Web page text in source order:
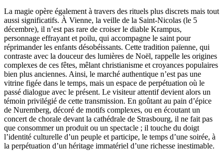
La magie opère également à travers des rituels plus discrets mais tout
aussi significatifs. À Vienne, la veille de la Saint-Nicolas (le 5
décembre), il n’est pas rare de croiser le diable Krampus,
personnage effrayant et poilu, qui accompagne le saint pour
réprimander les enfants désobéissants. Cette tradition païenne, qui
contraste avec la douceur des lumières de Noël, rappelle les origines
complexes de ces fêtes, mêlant christianisme et croyances populaires
bien plus anciennes. Ainsi, le marché authentique n’est pas une
vitrine figée dans le temps, mais un espace de perpétuation où le
passé dialogue avec le présent. Le visiteur attentif devient alors un
témoin privilégié de cette transmission. En goûtant au pain d’épice
de Nuremberg, décoré de motifs complexes, ou en écoutant un
concert de chorale devant la cathédrale de Strasbourg, il ne fait pas
que consommer un produit ou un spectacle ; il touche du doigt
l’identité culturelle d’un peuple et participe, le temps d’une soirée, à
la perpétuation d’un héritage immatériel d’une richesse inestimable.